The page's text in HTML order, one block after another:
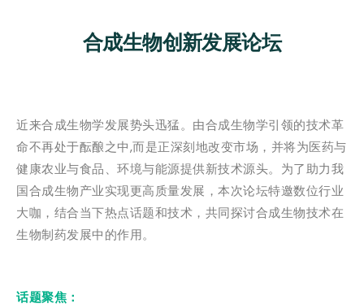
合成生物创新发展论坛
近来合成生物学发展势头迅猛。由合成生物学引领的技术革
命不再处于酝酿之中,而是正深刻地改变市场，并将为医药与
健康农业与食品、环境与能源提供新技术源头。为了助力我
国合成生物产业实现更高质量发展，本次论坛特邀数位行业
大咖，结合当下热点话题和技术，共同探讨合成生物技术在
生物制药发展中的作用。
话题聚焦：